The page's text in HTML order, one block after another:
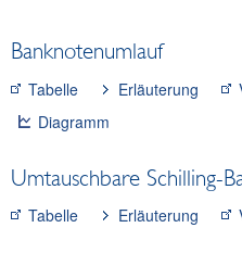
Zahlungsmittel und
Banknoten
Scheidemünzen
Geldautomaten,
Zahlungsverkehr
Banknotenumlauf
Tabelle Erläuterung
Diagramm
Umtauschbare Schilling-
Tabelle Erläuterung